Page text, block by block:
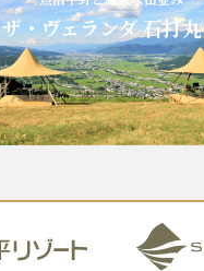
ザ・ヴェランダ 石打